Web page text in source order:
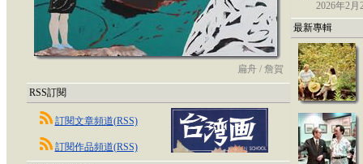
扁舟 / 詹賀
RSS訂閱
訂閱文章頻道(RSS)
訂閱作品頻道(RSS)
2026年2月
最新專輯